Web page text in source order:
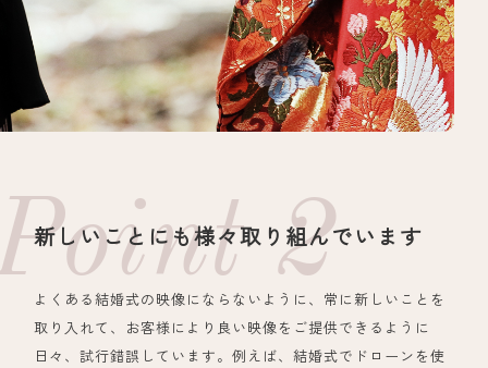
新しいことにも様々取り組んでいます
よくある結婚式の映像にならないように、常に新しいことを
取り入れて、お客様により良い映像をご提供できるように
日々、試行錯誤しています。例えば、結婚式でドローンを使